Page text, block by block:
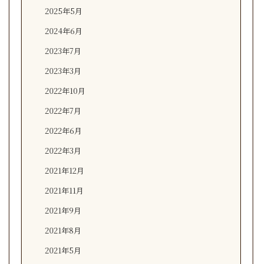
2025年5月
2024年6月
2023年7月
2023年3月
2022年10月
2022年7月
2022年6月
2022年3月
2021年12月
2021年11月
2021年9月
2021年8月
2021年5月